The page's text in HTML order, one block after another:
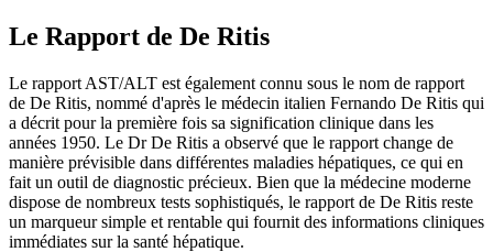
Le Rapport de De Ritis
Le rapport AST/ALT est également connu sous le nom de rapport
de De Ritis, nommé d'après le médecin italien Fernando De Ritis qui
a décrit pour la première fois sa signification clinique dans les
années 1950. Le Dr De Ritis a observé que le rapport change de
manière prévisible dans différentes maladies hépatiques, ce qui en
fait un outil de diagnostic précieux. Bien que la médecine moderne
dispose de nombreux tests sophistiqués, le rapport de De Ritis reste
un marqueur simple et rentable qui fournit des informations cliniques
immédiates sur la santé hépatique.